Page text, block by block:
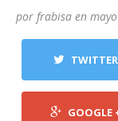
por frabisa en
TWITTER
GOOGLE